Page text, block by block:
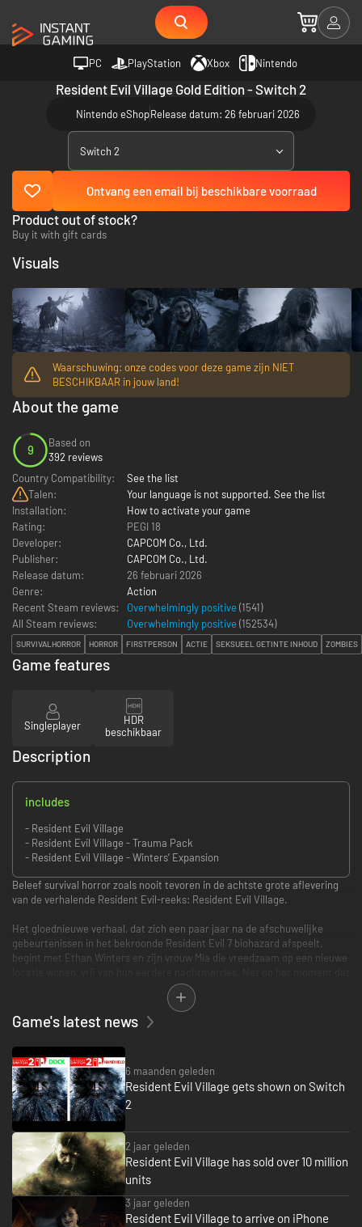
PC PlayStation Xbox Nintendo
Resident Evil Village Gold Edition - Switch 2
Nintendo eShopRelease datum: 26 februari 2026
Switch 2
Ontvang een email bij beschikbare voorraad
Waarschuwing: onze codes voor deze game zijn NIET
BESCHIKBAAR in jouw land!
Product out of stock?
Buy it with gift cards
About the game
9
Based on
392 reviews
Country Compatibility:
See the list
Talen:
Your language is not supported. See the list
Installation:
How to activate your game
Rating:
PEGI 18
Developer:
CAPCOM Co., Ltd.
Publisher:
CAPCOM Co., Ltd.
Release datum:
26 februari 2026
Genre:
Action
Recent Steam reviews:
Overwhelmingly positive (1541)
All Steam reviews:
Overwhelmingly positive (152534)
SURVIVALHORROR HORROR FIRSTPERSON ACTIE SEKSUEEL GETINTE INHOUD ZOMBIES
Visuals
Game features
Singleplayer
HDR
beschikbaar
Description
includes
- Resident Evil Village
- Resident Evil Village - Trauma Pack
- Resident Evil Village - Winters’ Expansion
Beleef survival horror zoals nooit tevoren in de achtste grote aflevering
van de verhalende Resident Evil-reeks: Resident Evil Village.
Het gloednieuwe verhaal, dat zich een paar jaar na de afschuwelijke
gebeurtenissen in het bekroonde Resident Evil 7 biohazard afspeelt,
begint met Ethan Winters en zijn vrouw Mia die vreedzaam op een nieuwe
ze hun nieuwe leven opbouwen, worden ze opnieuw op tragische wijze
EIGENSCHAPPEN
First-person actie– Spelers nemen de rol van Ethan Winters aan en
ervaren elk gevecht van dichtbij en beleven een angstaanjagende
achtervolging in eerstepersoonsperspectief.
Bekende gezichten en nieuwe vijanden
een held in de Resident Evil-reeks, maar zijn verschijning in Resident
Evil Village lijkt gepaard te gaan met onheilspellende motieven. Vele
nieuwe vijanden die het geheimzinnige dorp bevolken, jagen op
roekeloze wijze op Ethan en liggen constant op de loer terwijl hij
iets probeert te begrijpen van de nieuwe nachtmerrie waarin hij is
beland.
Game's latest news
6 maanden geleden
Resident Evil Village gets shown on Switch
2
2 jaar geleden
Resident Evil Village has sold over 10 million
units
3 jaar geleden
Resident Evil Village to arrive on iPhone